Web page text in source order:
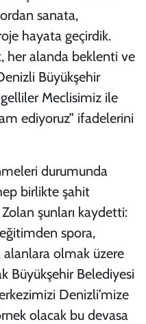
sanata,
hayata geçirdik.
her alanda beklenti ve
Büyükşehir
Meclisimiz ile
ediyoruz” ifadelerini
durumunda
birlikte şahit
şunları kaydetti:
eğitimden spora,
alanlara olmak üzere
Büyükşehir Belediyesi
Denizli’mize
olacak bu devasa